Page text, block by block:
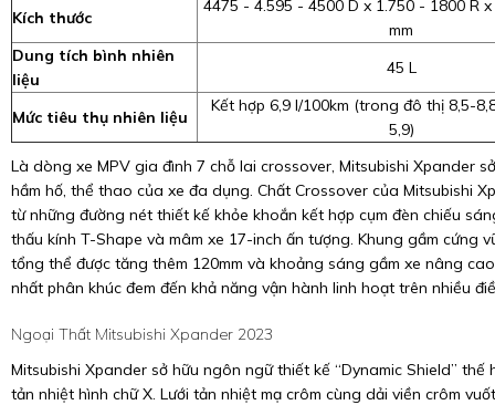
Kích thước
4475 - 4.595 - 4500 D x 1.750 - 1800 R
mm
Dung tích bình nhiên
liệu
45 L
Mức tiêu thụ nhiên liệu
Kết hợp 6,9 l/100km (trong đô thị 8,5-
5,9)
Là dòng xe MPV gia đình 7 chỗ lai crossover, Mitsubishi Xpander
hầm hố, thể thao của xe đa dụng. Chất Crossover của Mitsubishi
từ những đường nét thiết kế khỏe khoắn kết hợp cụm đèn chiếu
thấu kính T-Shape và mâm xe 17-inch ấn tượng. Khung gầm cứng
tổng thể được tăng thêm 120mm và khoảng sáng gầm xe nâng
nhất phân khúc đem đến khả năng vận hành linh hoạt trên nhiều
Ngoại Thất Mitsubishi Xpander 2023
Mitsubishi Xpander sở hữu ngôn ngữ thiết kế “Dynamic Shield” thế
tản nhiệt hình chữ X. Lưới tản nhiệt mạ crôm cùng dải viền crôm